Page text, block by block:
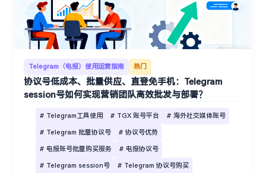
Telegram（电报）使用运营指南 热门
协议号低成本、批量供应、直登免手机：Telegram
session号如何实现营销团队高效批发与部署？
# Telegram工具使用 # TGX 账号平台 # 海外社交媒体账号
# Telegram 批量协议号 # 协议号优势
# 电报账号批量购买服务 # 电报协议号
# Telegram session号 # Telegram 协议号购买